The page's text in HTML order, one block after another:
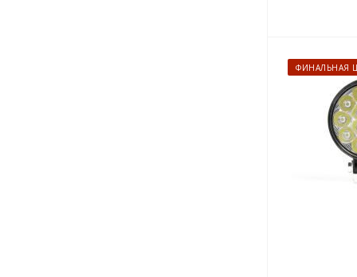
ФИНАЛЬНАЯ